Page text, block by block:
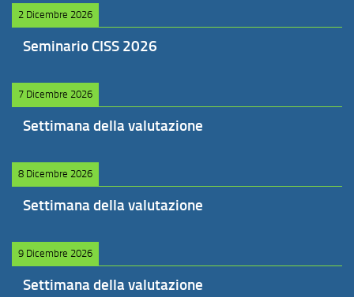
2 Dicembre 2026
Seminario CISS 2026
7 Dicembre 2026
Settimana della valutazione
8 Dicembre 2026
Settimana della valutazione
9 Dicembre 2026
Settimana della valutazione